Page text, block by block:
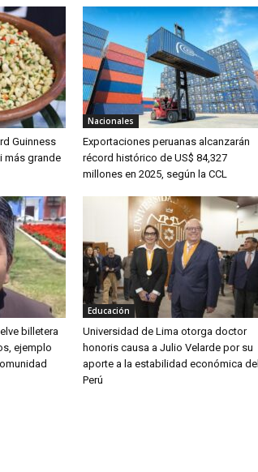
Guinness
más grande
Nacionales
Exportaciones peruanas alcanzarán
récord histórico de US$ 84,327
millones en 2025, según la CCL
billetera
ejemplo
Educación
Universidad de Lima otorga doctor
honoris causa a Julio Velarde por su
aporte a la estabilidad económica del
Perú